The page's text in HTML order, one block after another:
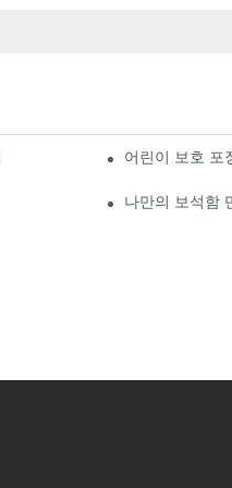
어린이 보호 포
나만의 보석함